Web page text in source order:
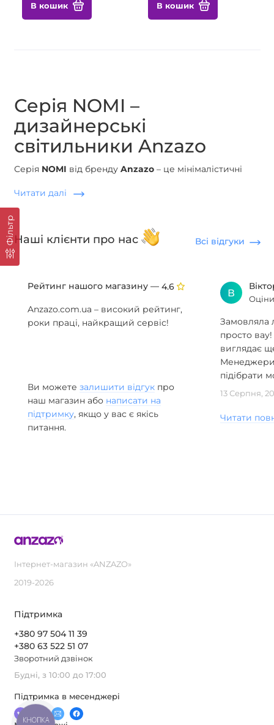
Фільтр
В кошик В кошик
Серія NOMI –
дизайнерські
світильники Anzazo
Серія NOMI від бренду Anzazo– це мінімалістичні
інтер'єрів. Кожна модель серії поєднує авторський
підхід до форми, преміальні матеріали та продуману
Моделі ідеально підходять для:
кабінет, вітальня
Особливості серії NOMI:
Рівномірне або спрямоване LED-освітлення
Підходить для будь-якого сучасного інтер'єру
Купити серію NOMI в ANZAZO
ANZAZO – офіційний магазин бренду Anzazo. Замовте
світильник серії NOMI
Читати далі
Наші клієнти про нас Всі відгуки
Рейтинг нашого магазину — 4.6
Anzazo.com.ua – високий рейтинг,
роки праці, найкращий сервіс!
Ви можете залишити відгук про
наш магазин або написати на
підтримку, якщо у вас є якісь
питання.
В
Замовляла
просто
виглядає
Менеджери
підібрати
13 Серпня,
Читати
Інтернет-магазин «ANZAZO»
2019-2026
Підтримка
+380 97 504 11 39
+380 63 522 51 07
Зворотний дзвінок
Будні, з 10:00 до 17:00
Підтримка в месенджері
КНОПКА